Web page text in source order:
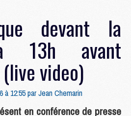
devant la
13h avant
video)
à 12:55 parJean Chemarin
en conférence de presse